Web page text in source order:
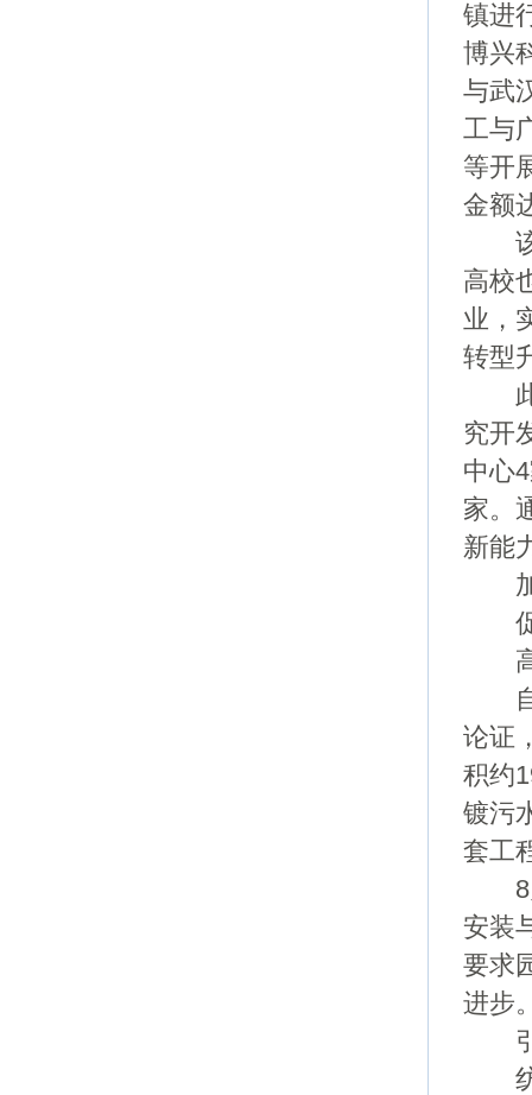
镇进
博兴
与武
工与
等开
金额
该
高校
业，
转型
此
究开
中心
家。
新能
加
促
高
自
论证
积约
镀污
套工
8月
安装
要求
进步
引
纺